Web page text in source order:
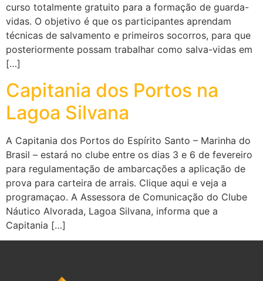
curso totalmente gratuito para a formação de guarda-
vidas. O objetivo é que os participantes aprendam
técnicas de salvamento e primeiros socorros, para que
posteriormente possam trabalhar como salva-vidas em
[…]
Capitania dos Portos na
Lagoa Silvana
A Capitania dos Portos do Espírito Santo – Marinha do
Brasil – estará no clube entre os dias 3 e 6 de fevereiro
para regulamentação de ambarcações a aplicação de
prova para carteira de arrais. Clique aqui e veja a
programaçao. A Assessora de Comunicação do Clube
Náutico Alvorada, Lagoa Silvana, informa que a
Capitania […]